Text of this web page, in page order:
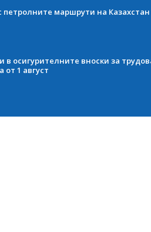
петролните маршрути на Казахстан
осигурителните вноски за
от 1 август